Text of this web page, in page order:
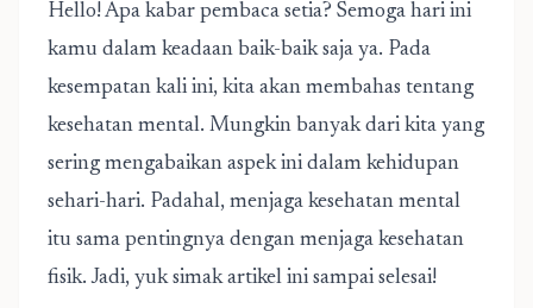
Hello! Apa kabar pembaca setia? Semoga hari ini
kamu dalam keadaan baik-baik saja ya. Pada
kesempatan kali ini, kita akan membahas tentang
kesehatan mental. Mungkin banyak dari kita yang
sering mengabaikan aspek ini dalam kehidupan
sehari-hari. Padahal, menjaga kesehatan mental
itu sama pentingnya dengan menjaga kesehatan
fisik. Jadi, yuk simak artikel ini sampai selesai!